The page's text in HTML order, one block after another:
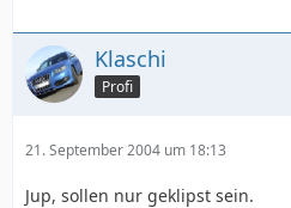
Klaschi
Profi
21. September 2004 um 18:13
Jup, sollen nur geklipst sein.